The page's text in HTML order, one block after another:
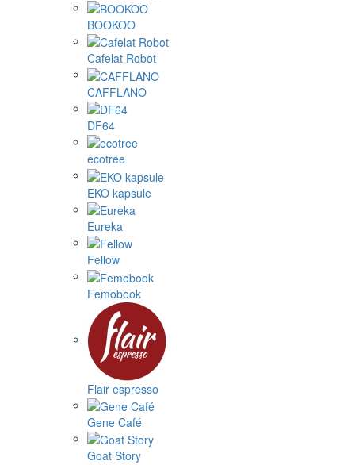
BOOKOO
Cafelat Robot
CAFFLANO
DF64
ecotree
EKO kapsule
Eureka
Fellow
Femobook
Flair espresso
Gene Café
Goat Story